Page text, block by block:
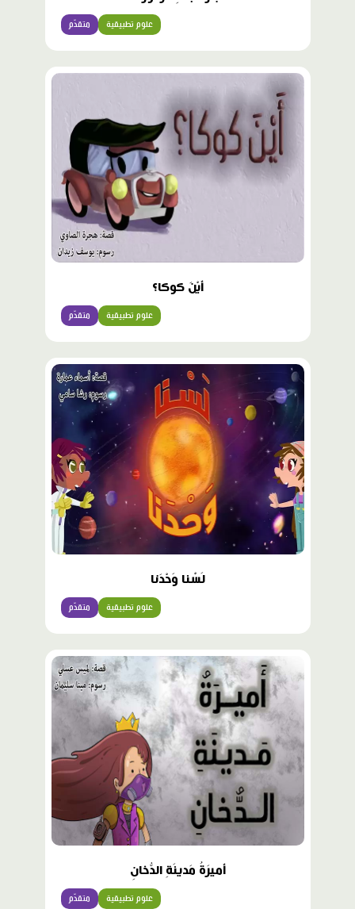
متقدّم علوم تطبيقية
أَيْنَ كوكا؟
متقدّم علوم تطبيقية
لَسْنا وَحْدَنا
متقدّم علوم تطبيقية
أَميرَةُ مَدينَةِ الدُّخانِ
متقدّم علوم تطبيقية